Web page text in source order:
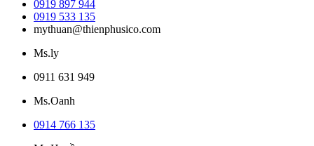
0919 897 944
0919 533 135
mythuan@thienphusico.com
Ms.ly
0911 631 949
Ms.Oanh
0914 766 135